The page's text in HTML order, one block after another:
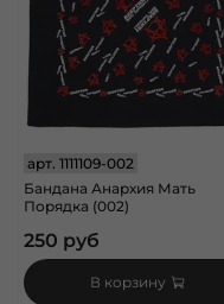
арт. 1111109-002
Бандана Анархия Мать
Порядка (002)
250 руб
В корзину